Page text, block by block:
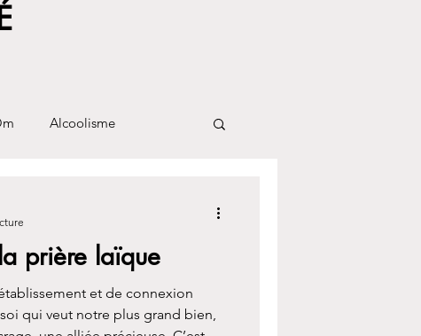
Alcoolisme
prière laïque
et de connexion
qui veut notre plus grand bien,